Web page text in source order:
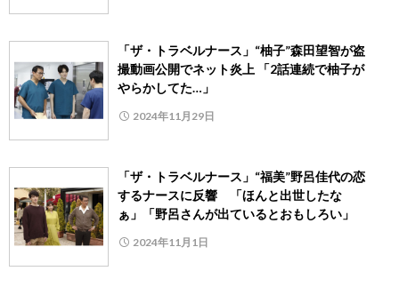
「ザ・トラベルナース」“柚子”森田望智が盗
撮動画公開でネット炎上 「2話連続で柚子が
やらかしてた…」
2024年11月29日
「ザ・トラベルナース」“福美”野呂佳代の恋
するナースに反響 「ほんと出世したな
ぁ」「野呂さんが出ているとおもしろい」
2024年11月1日